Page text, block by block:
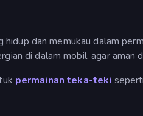
dan memukau dalam
di dalam mobil, agar aman
permainan teka-teki seperti